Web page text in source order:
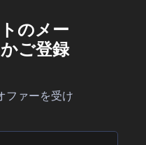
のメー
ご登録
ファーを受け